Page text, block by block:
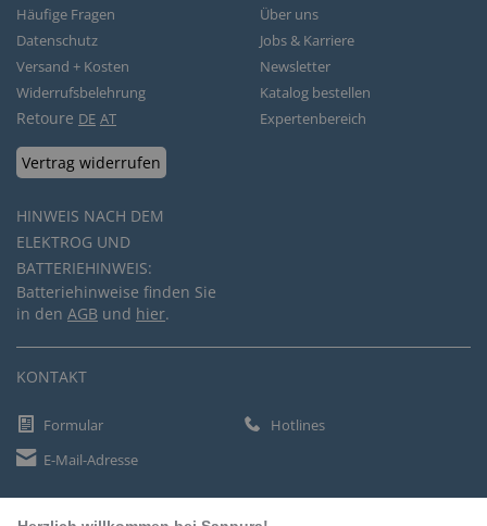
Häufige Fragen
Datenschutz
Versand + Kosten
Widerrufsbelehrung
Retoure DE AT
Vertrag widerrufen
HINWEIS NACH DEM
ELEKTROG UND
BATTERIEHINWEIS:
Batteriehinweise finden Sie
in den AGB und hier.
Über uns
Jobs & Karriere
Newsletter
Katalog bestellen
Expertenbereich
KONTAKT
Formular
Hotlines
E-Mail-Adresse